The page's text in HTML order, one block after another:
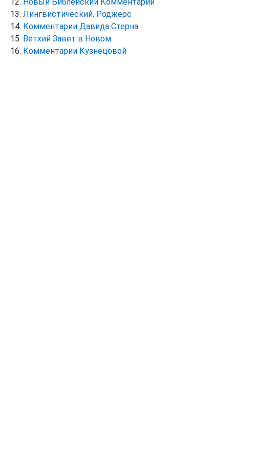
Лингвистический. Роджерс
Комментарии Давида Стерна
Ветхий Завет в Новом
Комментарии Кузнецовой